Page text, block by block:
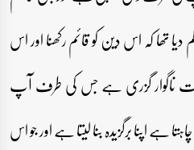
تھا کہ اس دین کو قائم رکھنا اور اس
بات ناگوار گزری ہے جس کی طرف آپ
ہے اپنا برگزیدہ بنا لیتا ہے اور جو اس